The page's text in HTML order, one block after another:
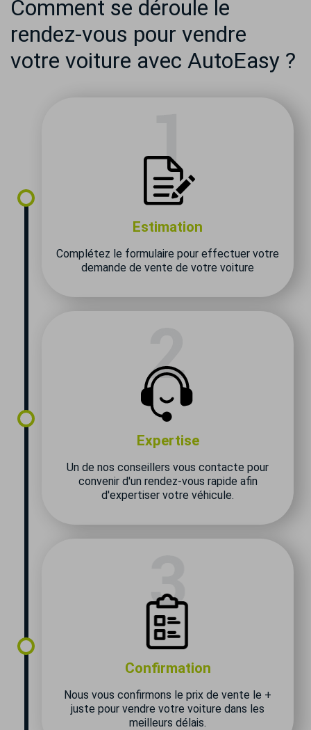
Comment se déroule le
rendez-vous pour vendre
votre voiture avec AutoEasy ?
Estimation
Complétez le formulaire pour effectuer votre
demande de vente de votre voiture
Expertise
Un de nos conseillers vous contacte pour
convenir d'un rendez-vous rapide afin
d'expertiser votre véhicule.
Confirmation
Nous vous confirmons le prix de vente le +
juste pour vendre votre voiture dans les
meilleurs délais.